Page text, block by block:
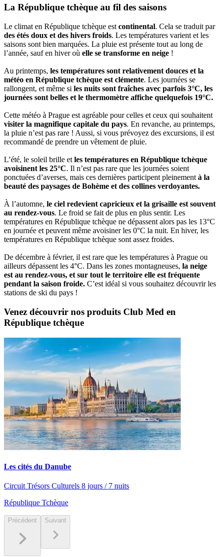
La République tchèque au fil des saisons
Le climat en République tchèque est continental. Cela se traduit par
des étés doux et des hivers froids. Les températures varient et les
saisons sont bien marquées. La pluie est présente tout au long de
l’année, sauf en hiver où elle se transforme en neige !
Au printemps, les températures sont relativement douces et la
météo en République tchèque est clémente. Les journées se
rallongent, et même si les nuits sont fraîches avec parfois 3°C, les
journées sont belles et le thermomètre affiche quelquefois 19°C.
Cette météo à Prague est agréable pour celles et ceux qui souhaitent
visiter la magnifique capitale du pays. En revanche, au printemps,
la pluie n’est pas rare ! Aussi, si vous prévoyez des excursions, il est
recommandé de prendre un vêtement de pluie.
L’été, le soleil brille et les températures en République tchèque
avoisinent les 25°C. Il n’est pas rare que les journées soient
ponctuées d’averses, mais ces dernières participent pleinement à la
beauté des paysages de Bohème et des collines verdoyantes.
À l’automne, le ciel redevient capricieux et la grisaille est souvent
au rendez-vous. Le froid se fait de plus en plus sentir. Les
températures en République tchèque ne dépassent alors pas les 13°C
en journée et peuvent même avoisiner les 0°C la nuit. En hiver, les
températures en République tchèque sont assez froides.
De décembre à février, il est rare que les températures à Prague ou
ailleurs dépassent les 4°C. Dans les zones montagneuses, la neige
est au rendez-vous, et sur tout le territoire elle est fréquente
pendant la saison froide. C’est idéal si vous souhaitez découvrir les
stations de ski du pays !
Venez découvrir nos produits Club Med en
République tchèque
Les cités du Danube
Circuit Trésors Culturels 8 jours / 7 nuits
République Tchèque
Précédent Suivant